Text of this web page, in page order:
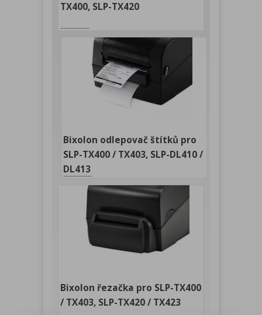
TX400, SLP-TX420
Bixolon odlepovač štítků pro
SLP-TX400 / TX403, SLP-DL410 /
DL413
Bixolon řezačka pro SLP-TX400
/ TX403, SLP-TX420 / TX423